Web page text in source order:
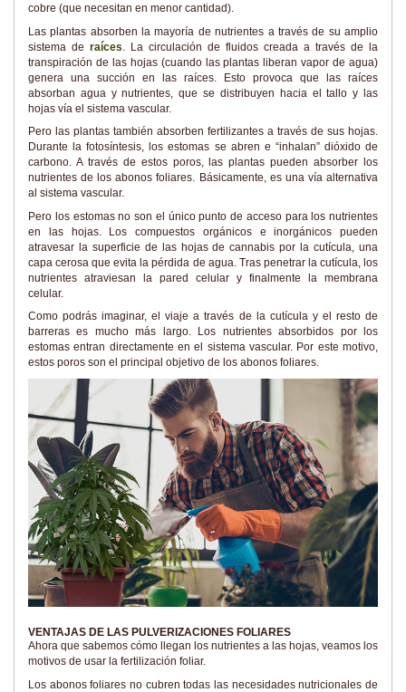
cobre (que necesitan en menor cantidad).
Las plantas absorben la mayoría de nutrientes a través de su amplio
sistema de raíces . La circulación de fluidos creada a través de la
transpiración de las hojas (cuando las plantas liberan vapor de agua)
genera una succión en las raíces. Esto provoca que las raíces
absorban agua y nutrientes, que se distribuyen hacia el tallo y las
hojas vía el sistema vascular.
Pero las plantas también absorben fertilizantes a través de sus hojas.
Durante la fotosíntesis, los estomas se abren e “inhalan” dióxido de
carbono. A través de estos poros, las plantas pueden absorber los
nutrientes de los abonos foliares. Básicamente, es una vía alternativa
al sistema vascular.
Pero los estomas no son el único punto de acceso para los nutrientes
en las hojas. Los compuestos orgánicos e inorgánicos pueden
atravesar la superficie de las hojas de cannabis por la cutícula, una
capa cerosa que evita la pérdida de agua. Tras penetrar la cutícula, los
nutrientes atraviesan la pared celular y finalmente la membrana
celular.
Como podrás imaginar, el viaje a través de la cutícula y el resto de
barreras es mucho más largo. Los nutrientes absorbidos por los
estomas entran directamente en el sistema vascular. Por este motivo,
estos poros son el principal objetivo de los abonos foliares.
VENTAJAS DE LAS PULVERIZACIONES FOLIARES
Ahora que sabemos cómo llegan los nutrientes a las hojas, veamos los
motivos de usar la fertilización foliar.
Los abonos foliares no cubren todas las necesidades nutricionales de